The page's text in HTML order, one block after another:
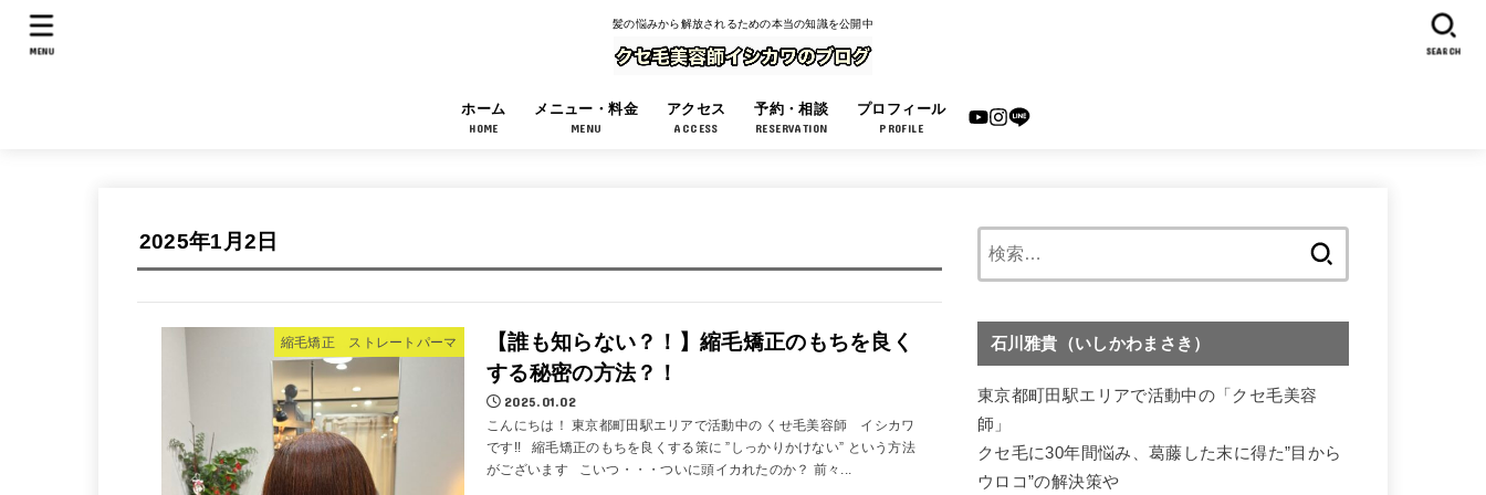
髪の悩みから解放されるための本当の知識を公開中
ホーム
HOME
メニュー・料金
MENU
アクセス
ACCESS
予約・相談
RESERVATION
プロフィール
PROFILE
SEARCH
MENU
2025年1月2日
縮毛矯正 ストレートパーマ
【誰も知らない？！】縮毛矯正のもちを良く
する秘密の方法？！
2025.01.02
こんにちは！ 東京都町田駅エリアで活動中の くせ毛美容師 イシカワ
です!! 縮毛矯正のもちを良くする策に ”しっかりかけない” という方法
がございます こいつ・・・ついに頭イカれたのか？ 前々...
石川雅貴（いしかわまさき）
東京都町田駅エリアで活動中の「クセ毛美容
師」
クセ毛に30年間悩み、葛藤した末に得た”目から
ウロコ”の解決策や